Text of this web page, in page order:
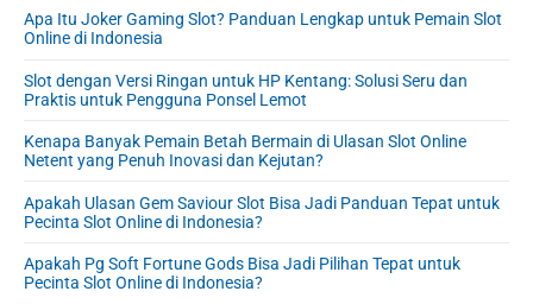
Apa Itu Joker Gaming Slot? Panduan Lengkap untuk Pemain Slot
Online di Indonesia
Slot dengan Versi Ringan untuk HP Kentang: Solusi Seru dan
Praktis untuk Pengguna Ponsel Lemot
Kenapa Banyak Pemain Betah Bermain di Ulasan Slot Online
Netent yang Penuh Inovasi dan Kejutan?
Apakah Ulasan Gem Saviour Slot Bisa Jadi Panduan Tepat untuk
Pecinta Slot Online di Indonesia?
Apakah Pg Soft Fortune Gods Bisa Jadi Pilihan Tepat untuk
Pecinta Slot Online di Indonesia?